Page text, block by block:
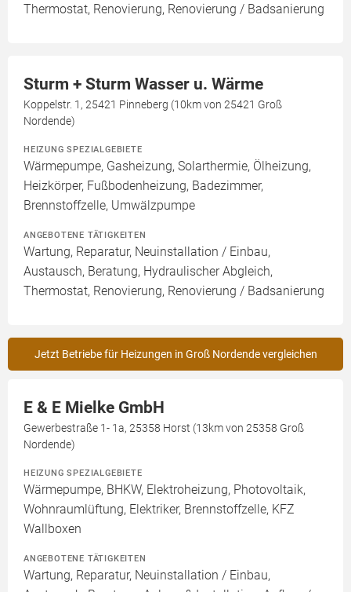
Thermostat, Renovierung, Renovierung / Badsanierung
Sturm + Sturm Wasser u. Wärme
Koppelstr. 1, 25421 Pinneberg (10km von 25421 Groß
Nordende)
HEIZUNG SPEZIALGEBIETE
Wärmepumpe, Gasheizung, Solarthermie, Ölheizung,
Heizkörper, Fußbodenheizung, Badezimmer,
Brennstoffzelle, Umwälzpumpe
ANGEBOTENE TÄTIGKEITEN
Wartung, Reparatur, Neuinstallation / Einbau,
Austausch, Beratung, Hydraulischer Abgleich,
Thermostat, Renovierung, Renovierung / Badsanierung
Jetzt Betriebe für Heizungen in Groß Nordende vergleichen
E & E Mielke GmbH
Gewerbestraße 1- 1a, 25358 Horst (13km von 25358 Groß
Nordende)
HEIZUNG SPEZIALGEBIETE
Wärmepumpe, BHKW, Elektroheizung, Photovoltaik,
Wohnraumlüftung, Elektriker, Brennstoffzelle, KFZ
Wallboxen
ANGEBOTENE TÄTIGKEITEN
Wartung, Reparatur, Neuinstallation / Einbau,